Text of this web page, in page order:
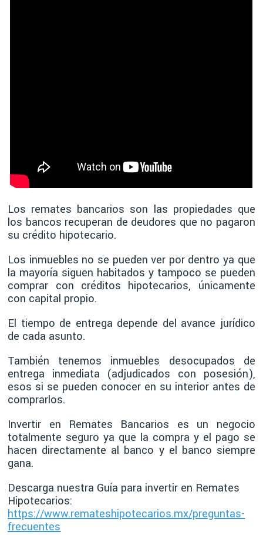
Los remates bancarios son las propiedades que
los bancos recuperan de deudores que no pagaron
su crédito hipotecario.
Los inmuebles no se pueden ver por dentro ya que
la mayoría siguen habitados y tampoco se pueden
comprar con créditos hipotecarios, únicamente
con capital propio.
El tiempo de entrega depende del avance jurídico
de cada asunto.
También tenemos inmuebles desocupados de
entrega inmediata (adjudicados con posesión),
esos si se pueden conocer en su interior antes de
comprarlos.
Invertir en Remates Bancarios es un negocio
totalmente seguro ya que la compra y el pago se
hacen directamente al banco y el banco siempre
gana.
Descarga nuestra Guía para invertir en Remates
Hipotecarios:
https://www.remateshipotecarios.mx/preguntas-
frecuentes